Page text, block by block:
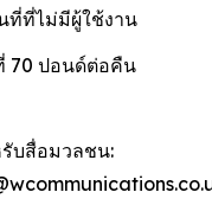
ที่ที่ไม่มีผู้ใช้งาน
70 ปอนด์ต่อคืน
บสื่อมวลชน: